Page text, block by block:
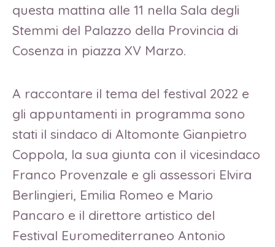
questa mattina alle 11 nella Sala degli
Stemmi del Palazzo della Provincia di
Cosenza in piazza XV Marzo.
A raccontare il tema del festival 2022 e
gli appuntamenti in programma sono
stati il sindaco di Altomonte Gianpietro
Coppola, la sua giunta con il vicesindaco
Franco Provenzale e gli assessori Elvira
Berlingieri, Emilia Romeo e Mario
Pancaro e il direttore artistico del
Festival Euromediterraneo Antonio